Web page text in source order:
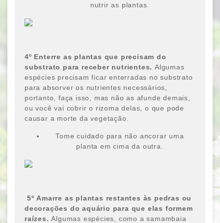
nutrir as plantas.
4º Enterre as plantas que precisam do
substrato para receber nutrientes.Algumas
espécies precisam ficar enterradas no substrato
para absorver os nutrientes necessários,
portanto, faça isso, mas não as afunde demais,
ou você vai cobrir o rizoma delas, o que pode
causar a morte da vegetação.
Tome cuidado para não ancorar uma
planta em cima da outra.
5º Amarre as plantas restantes às pedras ou
decorações do aquário para que elas formem
raízes.Algumas espécies, como a samambaia